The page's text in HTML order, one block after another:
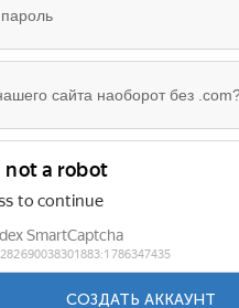
СОЗДАТЬ АККАУНТ